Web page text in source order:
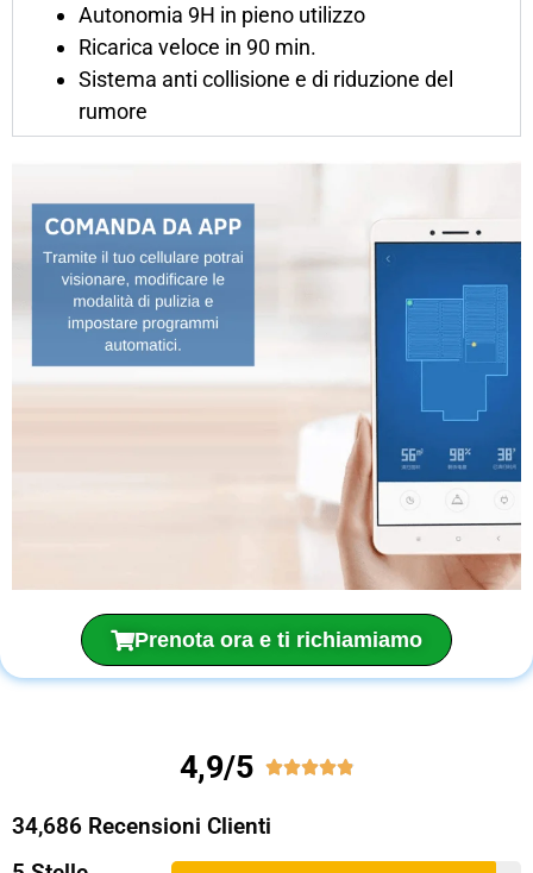
Autonomia 9H in pieno utilizzo
Ricarica veloce in 90 min.
Sistema anti collisione e di riduzione del
rumore
Prenota ora e ti richiamiamo
4,9/5 
34,686 Recensioni Clienti